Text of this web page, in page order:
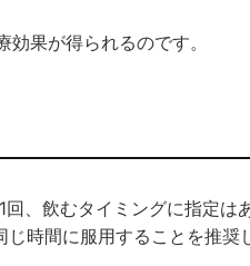
果が得られるのです。
、飲むタイミングに指定は
時間に服用することを推奨